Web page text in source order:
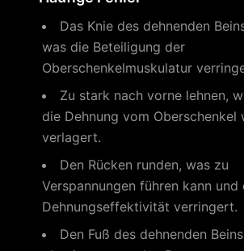
Das Knie des dehnenden
was die Beteiligung der
Oberschenkelmuskulatur
Zu stark nach vorne lehnen,
die Dehnung vom Oberschenkel
verlagert.
Den Rücken runden, was zu
Verspannungen führen kann und
Dehnungseffektivität verringert.
Den Fuß des dehnenden